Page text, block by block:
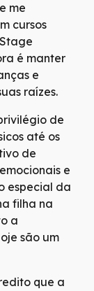
me
cursos
é manter
e
raízes.
de
até os
de
e
especial da
filha na
a
são um
que a